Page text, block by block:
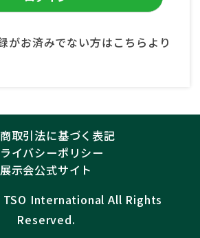
がお済みでない方はこちらより
取引法に基づく表記
イバシーポリシー
展示会公式サイト
TSO International All Rights
Reserved.